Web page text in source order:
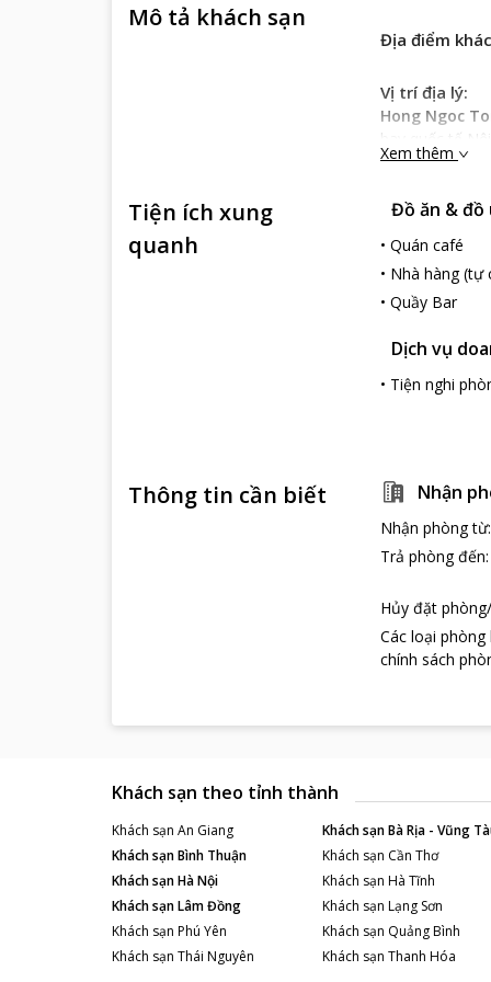
Mô tả khách sạn
Địa điểm
Vị trí địa lý:
Hong Ngoc
bay quốc tế
tiếp cận vô số
phá các con
Đặc điểm
Điều ấn tượng
gỗ là chủ
Đến với phố
Dịch vụ
Hong Ngoc
đều được
toàn. Ngoài
Nhà hàng
sản tươi sống
nhi một tách
hãy đến với
Nếu bạn đang
Hong Ngoc
Các địa điểm
Văn Miếu
xây dựng từ
Là biểu tượng
Đặc biệt hơn,
nhất trên thế
1779) mà còn
đối với xã hội
Từ những giá
Thủ đô,
Xem thêm
Tiện ích xung
quanh
Đồ ăn & đồ
• Quán café
• Nhà hàng (tự
• Quầy Bar
Dịch vụ
• Tiện nghi
Thông tin cần biết Nhận
Nhận phòng từ:
Trả phòng đến:
Hủy đặt
Các loại
chính sách
Khách sạn theo tỉnh thành
Khách sạn An Giang Khách sạnBà Rịa - Vũng
Khách sạnBình Thuận Khách sạn Cần Thơ
Khách sạnHà Nội Khách sạn Hà Tĩnh
Khách sạnLâm Đồng Khách sạn Lạng Sơn
Khách sạn Phú Yên Khách sạn Quảng Bình
Khách sạn Thái Nguyên Khách sạn Thanh Hóa